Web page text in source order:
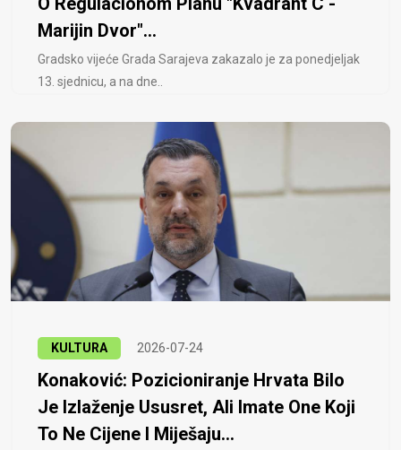
Marijin Dvor"...
Gradsko vijeće Grada Sarajeva zakazalo je za ponedjeljak
13. sjednicu, a na dne..
KULTURA 2026-07-24
Konaković: Pozicioniranje Hrvata Bilo
Je Izlaženje Ususret, Ali Imate One Koji
To Ne Cijene I Miješaju...